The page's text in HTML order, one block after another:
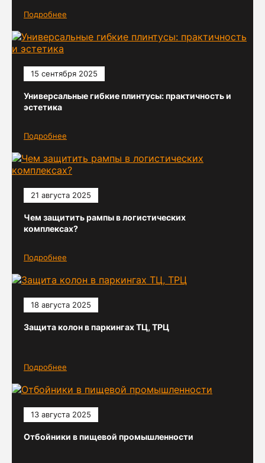
Подробнее
15 сентября 2025
Универсальные гибкие плинтусы: практичность и
эстетика
Подробнее
21 августа 2025
Чем защитить рампы в логистических
комплексах?
Подробнее
18 августа 2025
Защита колон в паркингах ТЦ, ТРЦ
Подробнее
13 августа 2025
Отбойники в пищевой промышленности